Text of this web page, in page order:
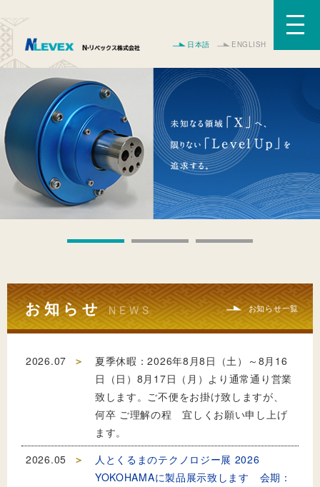
日本語 ENGLISH
お知らせ NEWS お知らせ一覧
2026.07
夏季休暇：2026年8月8日（土）～8月16
日（日）8月17日（月）より通常通り営業
致します。ご不便をお掛け致しますが、
何卒 ご理解の程 宜しくお願い申し上げ
ます。
2026.05
人とくるまのテクノロジー展 2026
YOKOHAMAに製品展示致します 会期：